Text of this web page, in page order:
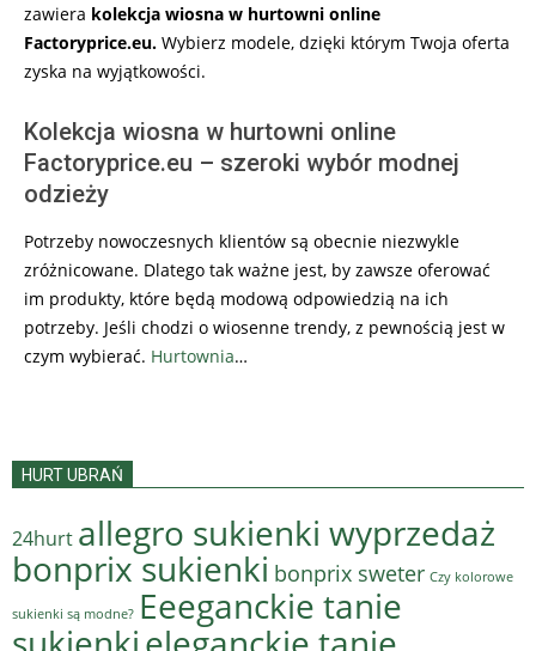
zawiera kolekcja wiosna w hurtowni online
Factoryprice.eu. Wybierz modele, dzięki którym Twoja oferta
zyska na wyjątkowości.
Kolekcja wiosna w hurtowni online
Factoryprice.eu – szeroki wybór modnej
odzieży
Potrzeby nowoczesnych klientów są obecnie niezwykle
zróżnicowane. Dlatego tak ważne jest, by zawsze oferować
im produkty, które będą modową odpowiedzią na ich
potrzeby. Jeśli chodzi o wiosenne trendy, z pewnością jest w
czym wybierać. Hurtownia…
HURT UBRAŃ
24hurt allegro sukienki wyprzedaż
bonprix sukienki bonprix sweter Czy kolorowe
sukienki są modne? Eeeganckie tanie